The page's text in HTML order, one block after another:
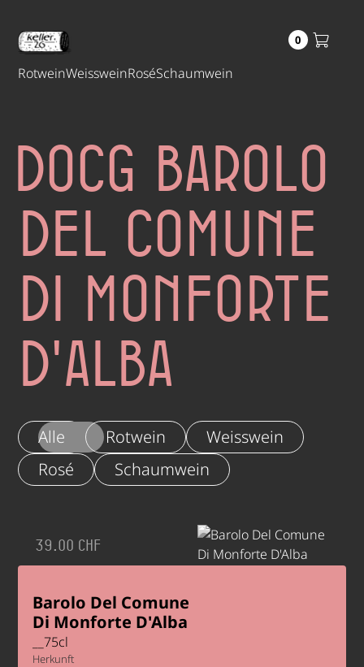
RotweinWeissweinRoséSchaumwein
0
DOCG Barolo
del Comune
di Monforte
d'Alba
Alle Rotwein
Weisswein
Rosé
Schaumwein
39.00 CHF
Barolo Del Comune
Di Monforte D'Alba
75cl
Herkunft